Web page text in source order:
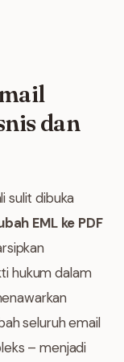
dan
sulit dibuka
EML ke PDF
hukum dalam
seluruh email
– menjadi